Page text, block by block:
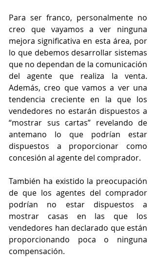
Para ser franco, personalmente no
creo que vayamos a ver ninguna
mejora significativa en esta área, por
lo que debemos desarrollar sistemas
que no dependan de la comunicación
del agente que realiza la venta.
Además, creo que vamos a ver una
tendencia creciente en la que los
vendedores no estarán dispuestos a
“mostrar sus cartas” revelando de
antemano lo que podrían estar
dispuestos a proporcionar como
concesión al agente del comprador.
También ha existido la preocupación
de que los agentes del comprador
podrían no estar dispuestos a
mostrar casas en las que los
vendedores han declarado que están
proporcionando poca o ninguna
compensación.